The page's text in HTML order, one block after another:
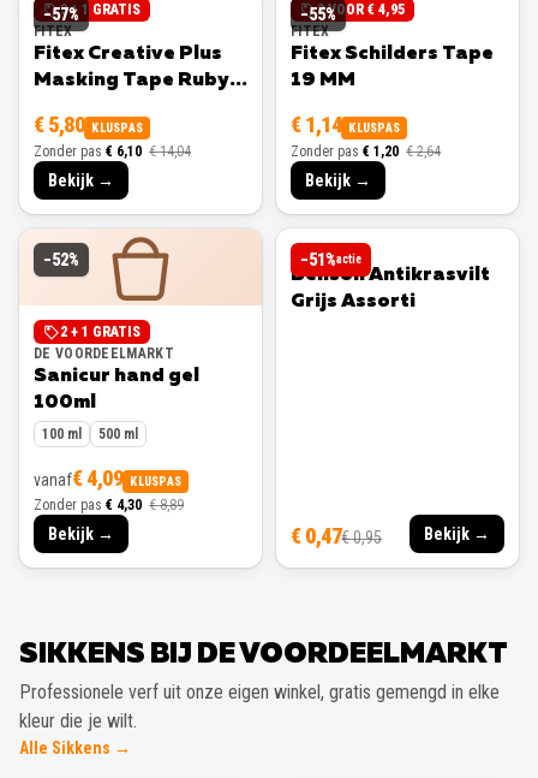
−57%
3 + 1 GRATIS
FITEX
Fitex Creative Plus
Masking Tape Ruby
€ 5,80 KLUSPAS
Zonder pas € 6,10 € 14,04
Bekijk →
−55%
3 VOOR € 4,95
FITEX
Fitex Schilders Tape
19 MM
€ 1,14 KLUSPAS
Zonder pas € 1,20 € 2,64
Bekijk →
−52%
2 + 1 GRATIS
DE VOORDEELMARKT
Sanicur hand gel
100ml
100 ml 500 ml
vanaf€ 4,09 KLUSPAS
Zonder pas € 4,30 € 8,89
Bekijk →
−51%actie
BENSON
Benson Antikrasvilt
Grijs Assorti
€ 0,47€ 0,95 Bekijk →
SIKKENS BIJ DE VOORDEELMARKT
Professionele verf uit onze eigen winkel, gratis gemengd in elke
kleur die je wilt.
Alle Sikkens →